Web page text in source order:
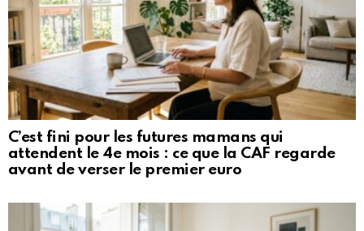
C’est fini pour les futures mamans qui
attendent le 4e mois : ce que la CAF regarde
avant de verser le premier euro